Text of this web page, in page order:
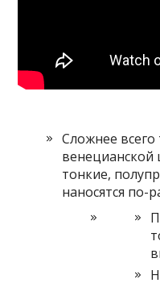
Сложнее всего
венецианской
тонкие,
наносятся по-